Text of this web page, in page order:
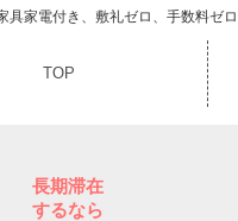
具家電付き、敷礼ゼロ、手数料ゼ
TOP
長期滞在
するなら